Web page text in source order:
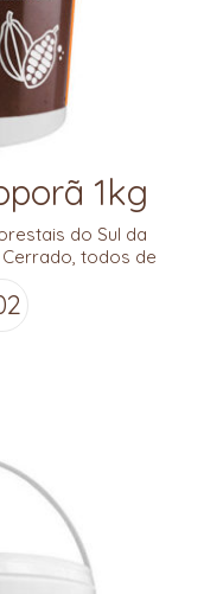
1kg
do Sul da
todos de
e no